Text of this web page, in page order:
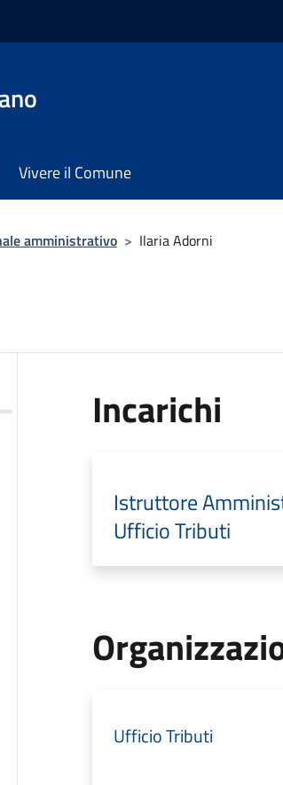
Vivere il Comune
amministrativo > Ilaria Adorni
Incarichi
Istruttore
Ufficio Tributi
Ufficio Tributi